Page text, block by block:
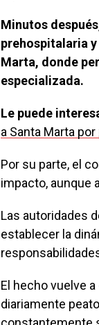
Minutos
prehospitalaria
Marta, donde
especializada.
Le puede
a Santa Marta
Por su parte, el
impacto, aunque
Las autoridades
establecer la
El hecho vuelve
diariamente